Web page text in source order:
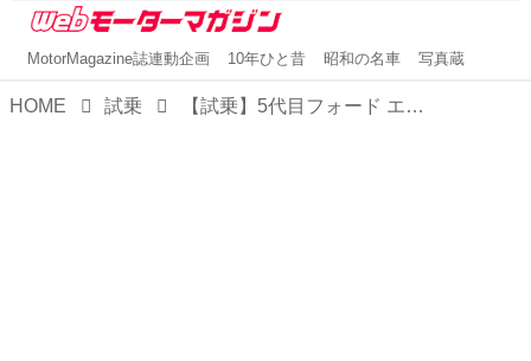
MotorMagazine誌連動企画 10年ひと昔 昭和の名車 写真蔵
HOME 試乗 【試乗】5代目フォード エクスプローラー、初代エスケープには悪条件下でも安心して走れる余裕があった【10年ひと昔の新車】